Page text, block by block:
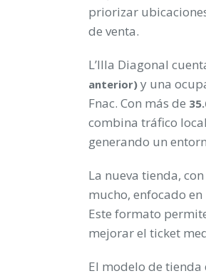
priorizar
de venta.
L’Illa Diagonal
anterior) y una
Fnac. Con más de
combina tráfico
generando un
La nueva tienda,
mucho, enfocado
Este formato
mejorar el ticket
El modelo de